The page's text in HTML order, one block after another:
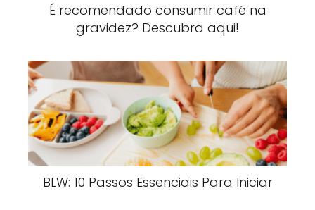
É recomendado consumir café na
gravidez? Descubra aqui!
BLW: 10 Passos Essenciais Para Iniciar